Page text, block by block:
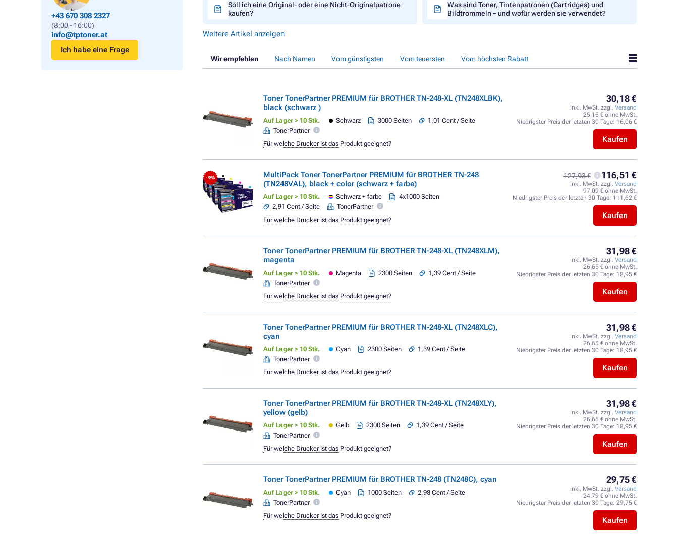
+43 670 308 2327
(8:00 - 16:00)
info@tptoner.at
Ich habe eine Frage
Soll ich eine Original- oder eine Nicht-Originalpatrone
kaufen?
Was sind Toner, Tintenpatronen (Cartridges) und
Bildtrommeln – und wofür werden sie verwendet?
Weitere Artikel anzeigen
Wir empfehlen Nach Namen Vom günstigsten Vom teuersten Vom höchsten Rabatt
Toner TonerPartner PREMIUM für BROTHER TN-248-XL (TN248XLBK),
black (schwarz )
Auf Lager > 10 Stk. Schwarz 3000 Seiten
1,01 Cent / Seite
TonerPartner
30,18 €
inkl. MwSt. zzgl. Versand
25,15 € ohne MwSt.
Niedrigster Preis der letzten 30 Tage: 16,06 €
Kaufen
Für welche Drucker ist das Produkt geeignet?
- 9%
MultiPack Toner TonerPartner PREMIUM für BROTHER TN-248
(TN248VAL), black + color (schwarz + farbe)
Auf Lager > 10 Stk. Schwarz + farbe
4x1000 Seiten
2,91 Cent / Seite
TonerPartner
127,93 € 116,51 €
inkl. MwSt. zzgl. Versand
97,09 € ohne MwSt.
Niedrigster Preis der letzten 30 Tage: 111,62 €
Kaufen
Für welche Drucker ist das Produkt geeignet?
Toner TonerPartner PREMIUM für BROTHER TN-248-XL (TN248XLM),
magenta
Auf Lager > 10 Stk. Magenta 2300 Seiten
1,39 Cent / Seite
TonerPartner
31,98 €
inkl. MwSt. zzgl. Versand
26,65 € ohne MwSt.
Niedrigster Preis der letzten 30 Tage: 18,95 €
Kaufen
Für welche Drucker ist das Produkt geeignet?
Toner TonerPartner PREMIUM für BROTHER TN-248-XL (TN248XLC),
cyan
Auf Lager > 10 Stk. Cyan 2300 Seiten
1,39 Cent / Seite
TonerPartner
31,98 €
inkl. MwSt. zzgl. Versand
26,65 € ohne MwSt.
Niedrigster Preis der letzten 30 Tage: 18,95 €
Kaufen
Für welche Drucker ist das Produkt geeignet?
Toner TonerPartner PREMIUM für BROTHER TN-248-XL (TN248XLY),
yellow (gelb)
Auf Lager > 10 Stk. Gelb 2300 Seiten
1,39 Cent / Seite
TonerPartner
31,98 €
inkl. MwSt. zzgl. Versand
26,65 € ohne MwSt.
Niedrigster Preis der letzten 30 Tage: 18,95 €
Kaufen
Für welche Drucker ist das Produkt geeignet?
Toner TonerPartner PREMIUM für BROTHER TN-248 (TN248C), cyan
Auf Lager > 10 Stk. Cyan 1000 Seiten
2,98 Cent / Seite
TonerPartner
29,75 €
inkl. MwSt. zzgl. Versand
24,79 € ohne MwSt.
Niedrigster Preis der letzten 30 Tage: 29,75 €
Kaufen
Für welche Drucker ist das Produkt geeignet?